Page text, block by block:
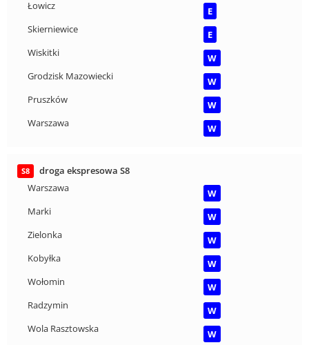
Łowicz
E
Skierniewice
E
Wiskitki
W
Grodzisk Mazowiecki
W
Pruszków
W
Warszawa
W
S8
droga ekspresowa S8
Warszawa
W
Marki
W
Zielonka
W
Kobyłka
W
Wołomin
W
Radzymin
W
Wola Rasztowska
W